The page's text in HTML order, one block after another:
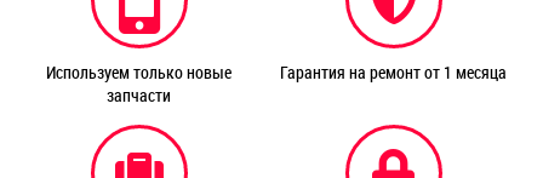
Используем только новые
запчасти
Гарантия на ремонт от 1 месяца